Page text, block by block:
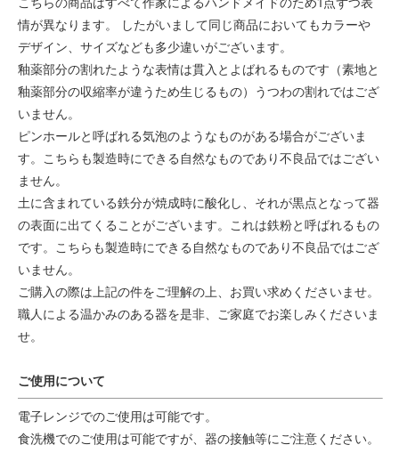
情が異なります。 したがいまして同じ商品においてもカラーや
デザイン、サイズなども多少違いがございます。
釉薬部分の割れたような表情は貫入とよばれるものです（素地と
釉薬部分の収縮率が違うため生じるもの）うつわの割れではござ
いません。
ピンホールと呼ばれる気泡のようなものがある場合がございま
す。こちらも製造時にできる自然なものであり不良品ではござい
ません。
土に含まれている鉄分が焼成時に酸化し、それが黒点となって器
の表面に出てくることがございます。これは鉄粉と呼ばれるもの
です。こちらも製造時にできる自然なものであり不良品ではござ
いません。
ご購入の際は上記の件をご理解の上、お買い求めくださいませ。
職人による温かみのある器を是非、ご家庭でお楽しみくださいま
せ。
ご使用について
電子レンジでのご使用は可能です。
食洗機でのご使用は可能ですが、器の接触等にご注意ください。